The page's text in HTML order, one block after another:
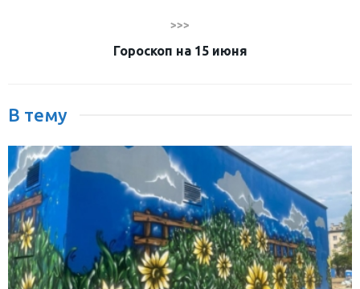
>>>
Гороскоп на 15 июня
В тему